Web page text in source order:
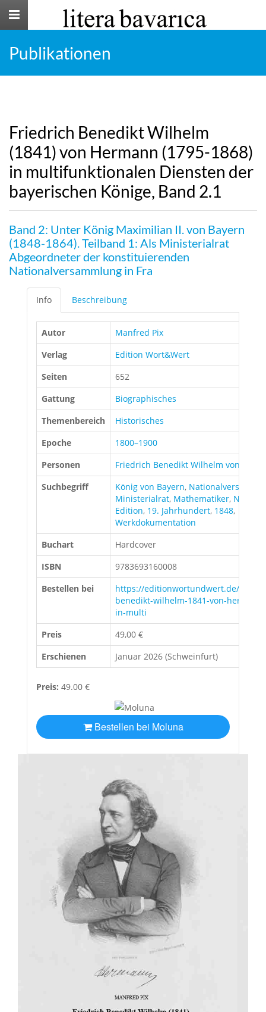
Toggle
Publikationen
Friedrich Benedikt Wilhelm
(1841) von Hermann (1795-1868)
in multifunktionalen Diensten der
bayerischen Könige, Band 2.1
Band 2: Unter König Maximilian II. von Bayern
(1848-1864). Teilband 1: Als Ministerialrat
Abgeordneter der konstituierenden
Nationalversammlung in Fra
Info Beschreibung
Autor
Manfred Pix
Verlag
Edition Wort&Wert
Seiten
652
Gattung
Biographisches
Themenbereich
Historisches
Epoche
1800–1900
Personen
Friedrich Benedikt Wilhelm von
Suchbegriff
König von Bayern,
Ministerialrat, Mathematiker,
Edition, 19. Jahrhundert, 1848,
Werkdokumentation
Buchart
Hardcover
ISBN
9783693160008
Bestellen bei
https://editionwortundwert.de/
benedikt-wilhelm-1841-von-
in-multi
Preis
49,00 €
Erschienen
Januar 2026 (Schweinfurt)
Preis: 49.00 €
Bestellen bei Moluna